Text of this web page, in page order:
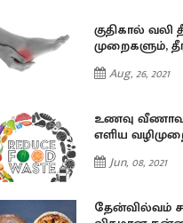
குதிகால்
முறைகளும்,
Aug, 26, 2021
உணவு
எளிய
Jun, 08, 2021
தேன்வில்வம்